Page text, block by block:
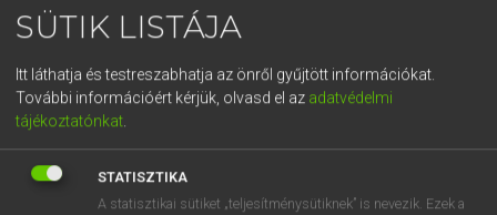
KERESÉS
Európai uniós terminológiai szótár
SÜTIK LISTÁJA
Itt láthatja és testreszabhatja az önről gyűjtött információkat.
További információért kérjük, olvasd el az adatvédelmi
tájékoztatónkat.
STATISZTIKA
A statisztikai sütiket „teljesítménysütiknek” is nevezik. Ezek a
GR
t z u i o p
g h j k l é á ű Ω
n m , . AltGr